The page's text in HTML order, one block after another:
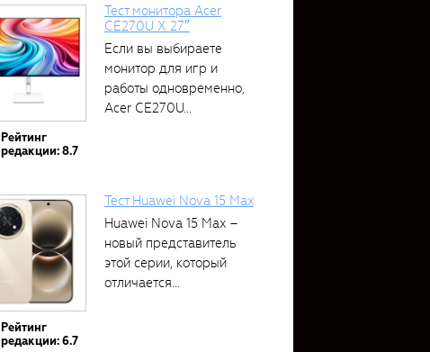
Рейтинг
редакции: 8.7
Тест монитора Acer
CE270U X 27″
Если вы выбираете
монитор для игр и
работы одновременно,
Acer CE270U...
Рейтинг
редакции: 6.7
Тест Huawei Nova 15 Max
Huawei Nova 15 Max –
новый представитель
этой серии, который
отличается...